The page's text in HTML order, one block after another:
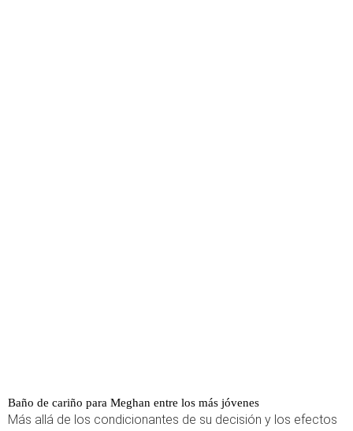
Baño de cariño para Meghan entre los más jóvenes
Más allá de los condicionantes de su decisión y los efectos